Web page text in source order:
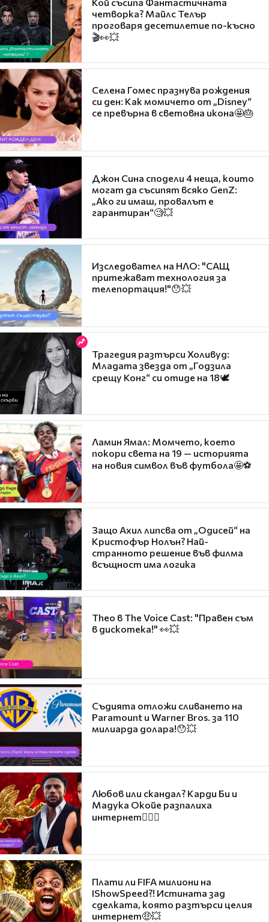
четворка? Майлс Телър
проговаря десетилетие по-късно
🎬👀💥
Селена Гомес празнува рождения
си ден: Как момичето от „Disney“
се превърна в световна икона🤩🎂
Джон Сина сподели 4 неща, които
могат да съсипят всяко GenZ:
„Ако ги имаш, провалът е
гарантиран“🧐💥
Изследовател на НЛО: "САЩ
притежават технология за
телепортация!"😯💥
Трагедия разтърси Холивуд:
Младата звезда от „Годзила
срещу Конг“ си отиде на 18🕊️
Ламин Ямал: Момчето, което
покори света на 19 — историята
на новия символ във футбола🤩⚽
Защо Ахил липсва от „Одисей“ на
Кристофър Нолън? Най-
странното решение във филма
всъщност има логика
Theo в The Voice Cast: "Правен съм
в дискотека!" 👀💥
Съдията отложи сливането на
Paramount и Warner Bros. за 110
милиарда долара!😯💥
Любов или скандал? Карди Би и
Мадука Окойе разпалиха
интернет❤️‍🔥🔥
Плати ли FIFA милиони на
IShowSpeed?! Истината зад
сделката, която разтърси целия
интернет🤑💥